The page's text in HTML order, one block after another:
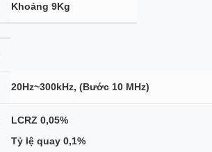
Khoảng 9Kg
20Hz~300kHz, (Bước 10 MHz)
LCRZ 0,05%
Tỷ lệ quay 0,1%